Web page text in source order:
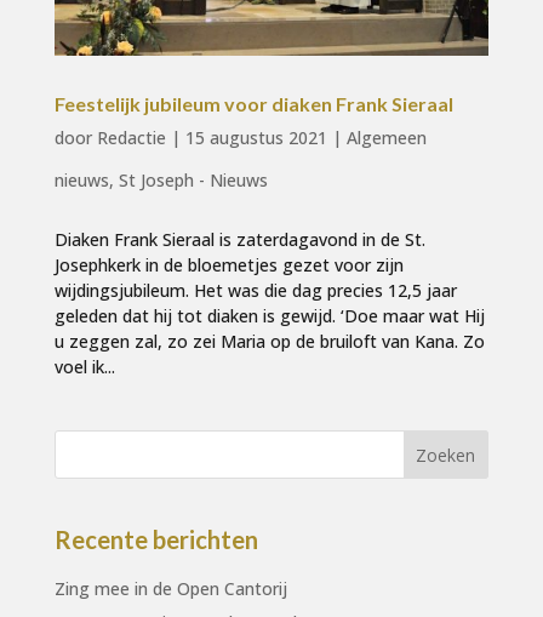
Feestelijk jubileum voor diaken Frank Sieraal
door Redactie | 15 augustus 2021 | Algemeen
nieuws, St Joseph - Nieuws
Diaken Frank Sieraal is zaterdagavond in de St.
Josephkerk in de bloemetjes gezet voor zijn
wijdingsjubileum. Het was die dag precies 12,5 jaar
geleden dat hij tot diaken is gewijd. ‘Doe maar wat Hij
u zeggen zal, zo zei Maria op de bruiloft van Kana. Zo
voel ik...
Recente berichten
Zing mee in de Open Cantorij